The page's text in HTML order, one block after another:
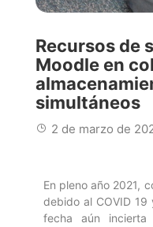
Recursos de
Moodle en
simultáneos
2 de marzo de
En pleno año 2021,
debido al COVID 19
fecha aún